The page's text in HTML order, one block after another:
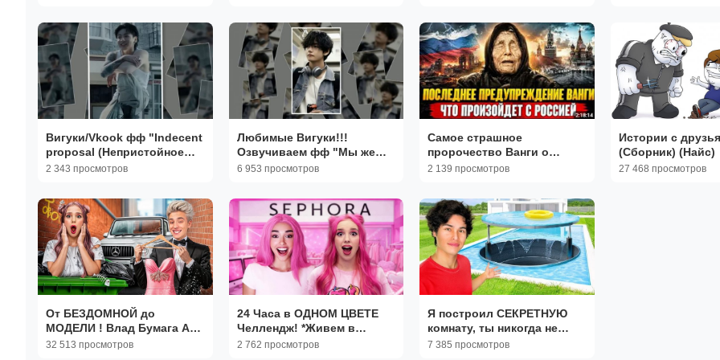
Вигуки/Vkook фф "Indecent
proposal (Непристойное
предложение)" глава 6-7
2 343 просмотров
Любимые Вигуки!!!
Озвучиваем фф "Мы же
братья" часть 17 автор
6 953 просмотров
Самое страшное
пророчество Ванги о
России оказалось
2 139 просмотров
Истории с
(Сборник) (Найс)
27 468 просмотров
От БЕЗДОМНОЙ до
МОДЕЛИ ! Влад Бумага А4 /
#А4 #Юмор #Детям
32 513 просмотров
24 Часа в ОДНОМ ЦВЕТЕ
Челлендж! *Живем в
РОЗОВОМ* с Кэт!
2 762 просмотров
Я построил СЕКРЕТНУЮ
комнату, ты никогда не
найдешь! Стокс Близнецы
7 385 просмотров